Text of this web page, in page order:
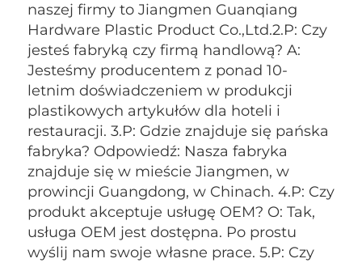
naszej firmy to Jiangmen Guanqiang
Hardware Plastic Product Co.,Ltd.2.P: Czy
jesteś fabryką czy firmą handlową? A:
Jesteśmy producentem z ponad 10-
letnim doświadczeniem w produkcji
plastikowych artykułów dla hoteli i
restauracji. 3.P: Gdzie znajduje się pańska
fabryka? Odpowiedź: Nasza fabryka
znajduje się w mieście Jiangmen, w
prowincji Guangdong, w Chinach. 4.P: Czy
produkt akceptuje usługę OEM? O: Tak,
usługa OEM jest dostępna. Po prostu
wyślij nam swoje własne prace. 5.P: Czy